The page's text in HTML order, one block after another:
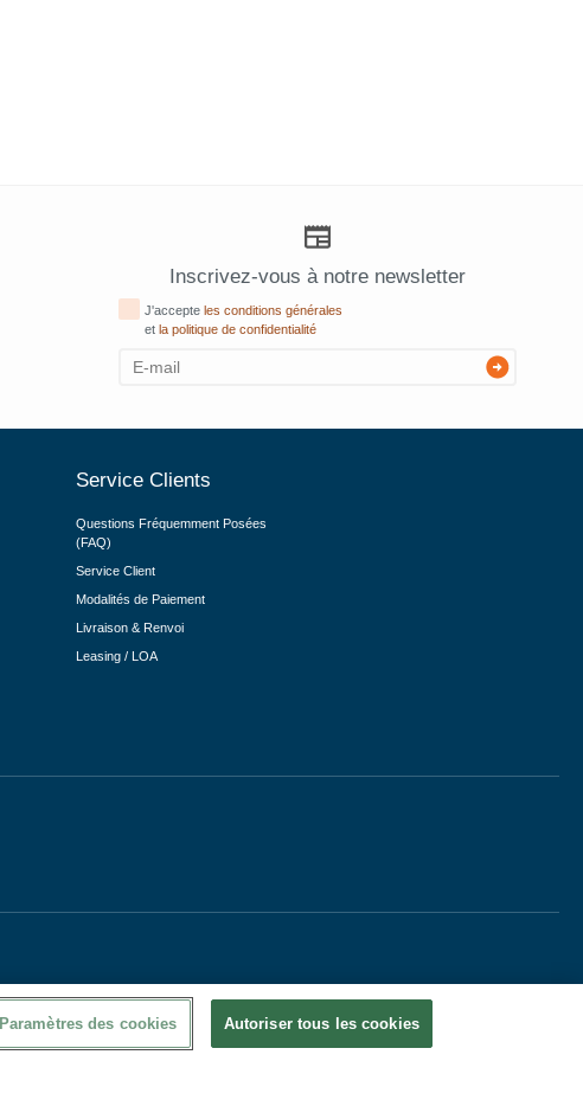
Inscrivez-vous à notre newsletter
J'accepteles conditions générales
etla politique de confidentialité
Service Clients
Questions Fréquemment Posées
(FAQ)
Service Client
Modalités de Paiement
Livraison & Renvoi
Leasing / LOA
Paramètres des cookies Autoriser tous les cookies